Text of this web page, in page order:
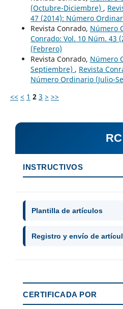
(Octubre-Diciembre) ,
47 (2014): Número
Revista Conrado, Número
Conrado: Vol. 10 Núm. 43
(Febrero)
Revista Conrado, Número
Septiembre) , Revista
Número Ordinario (Julio-
<< < 1 2 3 > >>
RC
INSTRUCTIVOS
Plantilla de artículos
Registro y envío de
CERTIFICADA POR